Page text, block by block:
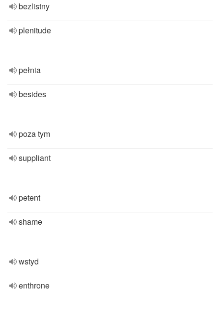
bezlistny
plenitude
pełnia
besides
poza tym
suppliant
petent
shame
wstyd
enthrone